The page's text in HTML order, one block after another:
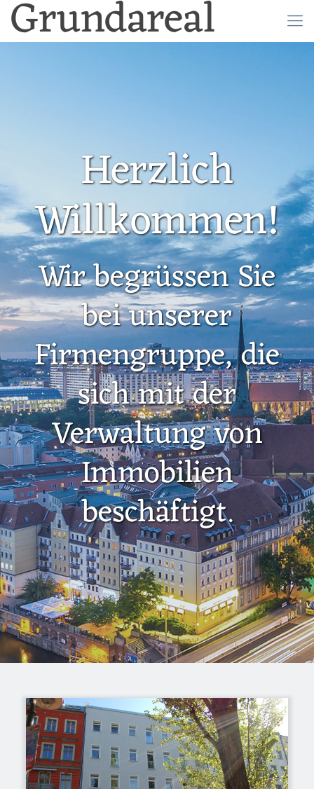
Grundareal
Herzlich
Willkommen!
Wir begrüssen Sie
bei unserer
Firmengruppe, die
sich mit der
Verwaltung von
Immobilien
beschäftigt.